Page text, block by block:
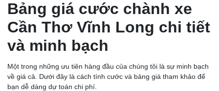
Bảng giá cước chành xe
Cần Thơ Vĩnh Long chi tiết
và minh bạch
Một trong những ưu tiên hàng đầu của chúng tôi là sự minh bạch
về giá cả. Dưới đây là cách tính cước và bảng giá tham khảo để
bạn dễ dàng dự toán chi phí.